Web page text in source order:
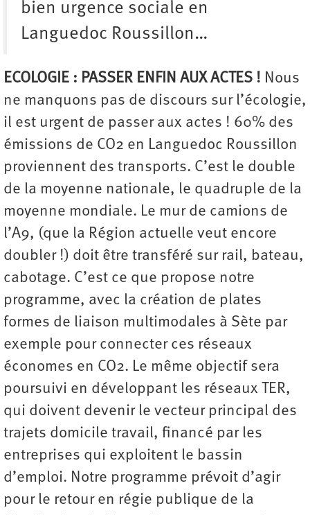
bien urgence sociale en
Languedoc Roussillon…
ECOLOGIE : PASSER ENFIN AUX ACTES ! Nous
ne manquons pas de discours sur l’écologie,
il est urgent de passer aux actes ! 60% des
émissions de CO2 en Languedoc Roussillon
proviennent des transports. C’est le double
de la moyenne nationale, le quadruple de la
moyenne mondiale. Le mur de camions de
l’A9, (que la Région actuelle veut encore
doubler !) doit être transféré sur rail, bateau,
cabotage. C’est ce que propose notre
programme, avec la création de plates
formes de liaison multimodales à Sète par
exemple pour connecter ces réseaux
économes en CO2. Le même objectif sera
poursuivi en développant les réseaux TER,
qui doivent devenir le vecteur principal des
trajets domicile travail, financé par les
entreprises qui exploitent le bassin
d’emploi. Notre programme prévoit d’agir
pour le retour en régie publique de la